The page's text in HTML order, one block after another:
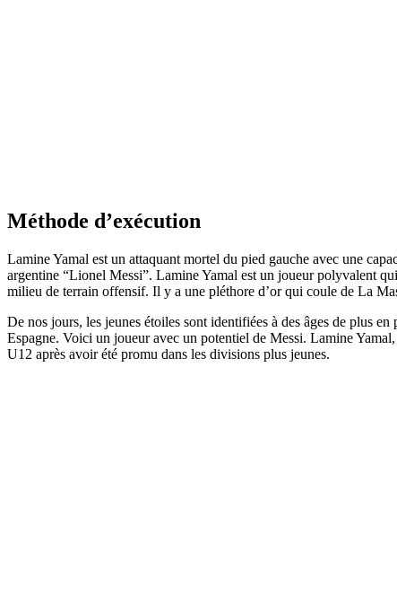
Méthode d’exécution
Lamine Yamal est un attaquant mortel du pied gauche avec une
argentine “Lionel Messi”. Lamine Yamal est un joueur polyvalent
milieu de terrain offensif. Il y a une pléthore d’or qui coule de La
De nos jours, les jeunes étoiles sont identifiées à des âges de plus
Espagne. Voici un joueur avec un potentiel de Messi. Lamine
U12 après avoir été promu dans les divisions plus jeunes.